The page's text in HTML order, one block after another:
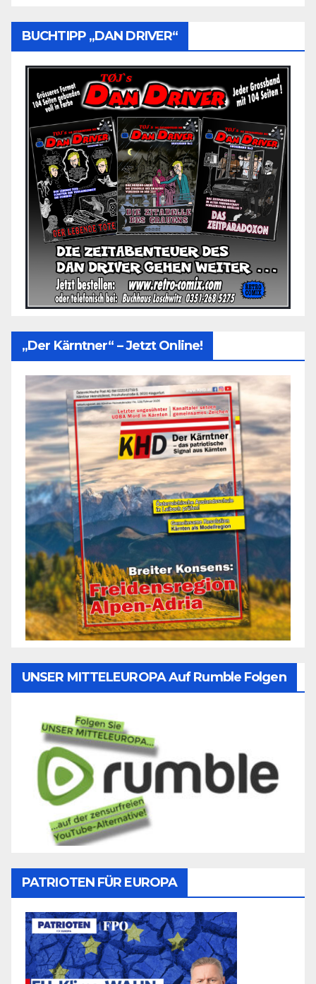
BUCHTIPP „DAN DRIVER“
„Der Kärntner“ – Jetzt Online!
UNSER MITTELEUROPA Auf Rumble Folgen
PATRIOTEN FÜR EUROPA